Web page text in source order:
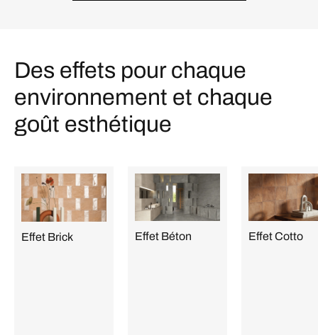
Des effets pour chaque
environnement et chaque
goût esthétique
Effet Brick Effet Béton Effet Cotto